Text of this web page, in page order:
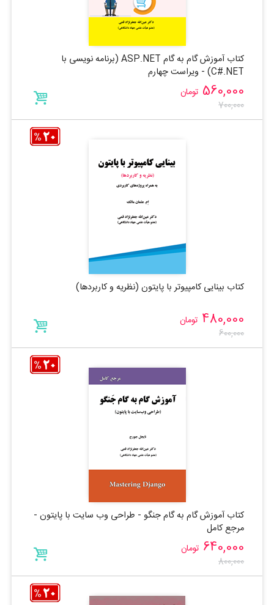
کتاب آموزش گام به گام ASP.NET (برنامه نویسی با
C#.NET) - ویراست چهارم
560,000 تومان
700,000
کتاب بینایی کامپیوتر با پایتون (نظریه و کاربردها)
480,000 تومان
600,000
کتاب آموزش گام به گام جنگو - طراحی وب سایت با پایتون -
مرجع کامل
640,000 تومان
800,000